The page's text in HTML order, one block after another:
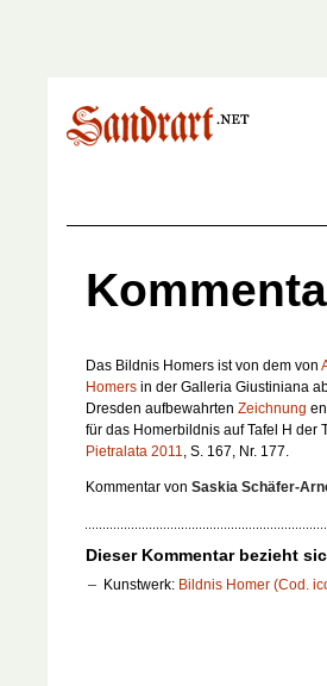
Das Bildnis Homers ist von dem von
Homers in der Galleria Giustiniana
Dresden aufbewahrten Zeichnung
für das Homerbildnis auf Tafel H der
Pietralata 2011, S. 167, Nr. 177.
Kommentar von Saskia Schäfer-
Dieser Kommentar bezieht
Kunstwerk: Bildnis Homer (Cod.